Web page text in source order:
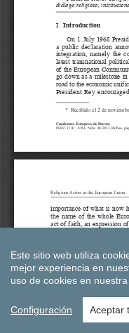
Este sitio web utiliza
mejor experiencia en
uso de cookies en nuestra
Configuración Aceptar